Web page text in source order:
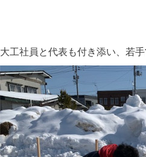
大工社員と代表も付き添い、若